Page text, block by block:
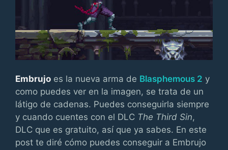
Embrujo es la nueva arma de Blasphemous 2 y
como puedes ver en la imagen, se trata de un
látigo de cadenas. Puedes conseguirla siempre
y cuando cuentes con el DLC The Third Sin,
DLC que es gratuito, así que ya sabes. En este
post te diré cómo puedes conseguir a Embrujo